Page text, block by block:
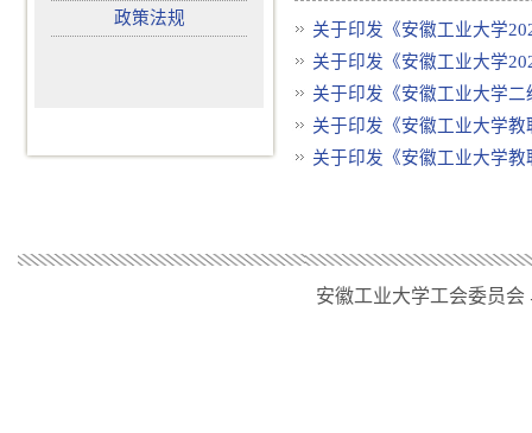
政策法规
关于印发《安徽工业大学
关于印发《安徽工业大学
关于印发《安徽工业大学
关于印发《安徽工业大学
关于印发《安徽工业大学
安徽工业大学工会委员会